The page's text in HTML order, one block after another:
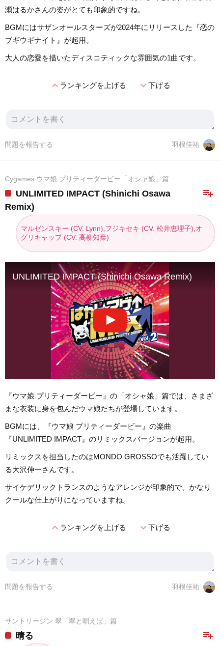
瀬はるかさんの姿がとても印象的ですね。
BGMにはサザンオールスターズが2024年にリリースした『恋の
ブギウギナイト』が起用。
大人の恋愛を描いたディスコティックな雰囲気の1曲です。
expand_lessランキングを上げる expand_more下げる
羽根佳祐
問題を報告する
Cygames ウマ娘 プリティーダービー「オシャ娘」篇
playlist_add
UNLIMITED IMPACT (Shinichi Osawa
Remix)
マルゼンスキー (CV. Lynn),フジキセキ (CV. 松井恵理子),オ
グリキャップ (CV. 高柳知葉)
UNLIMITED IMPACT (Shinichi Osawa Remix)
『ウマ娘 プリティーダービー』の「オシャ娘」篇では、さまざ
まな衣装に身を包んだウマ娘たちが登場しています。
BGMには、『ウマ娘 プリティーダービー』の楽曲
『UNLIMITED IMPACT』のリミックスバージョンが起用。
リミックスを担当したのはMONDO GROSSOでも活躍してい
る大沢伸一さんです。
サイケデリックトランスのようなアレンジが印象的で、かなり
クールな仕上がりになっていますね。
expand_lessランキングを上げる expand_more下げる
羽根佳祐
問題を報告する
サントリージン 翠「翠と唄えば」篇
playlist_add
晴る